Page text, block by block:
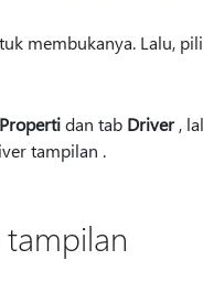
membukanya. Lalu,
Propertidan tab Driver,
tampilan .